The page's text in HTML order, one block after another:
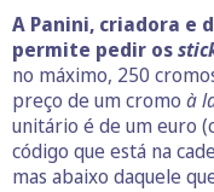
A Panini, criadora e
permite pedir os
no máximo, 250
preço de um cromo à
unitário é de um euro
código que está na
mas abaixo daquele